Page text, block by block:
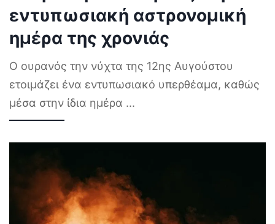
εντυπωσιακή αστρονομική
ημέρα της χρονιάς
Ο ουρανός την νύχτα της 12ης Αυγούστου
ετοιμάζει ένα εντυπωσιακό υπερθέαμα, καθώς
μέσα στην ίδια ημέρα ...